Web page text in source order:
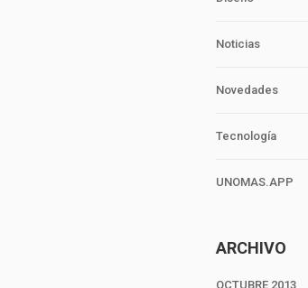
Noticias
Novedades
Tecnología
UNOMAS.APP
ARCHIVO
OCTUBRE 2013